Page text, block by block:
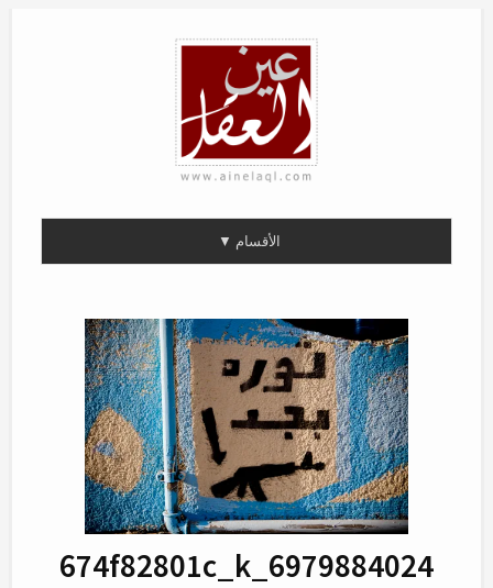
6979884024_674f82801c_k